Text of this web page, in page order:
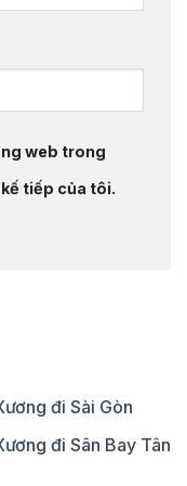
web trong
tiếp của tôi.
đi Sài Gòn
đi Sân Bay Tân